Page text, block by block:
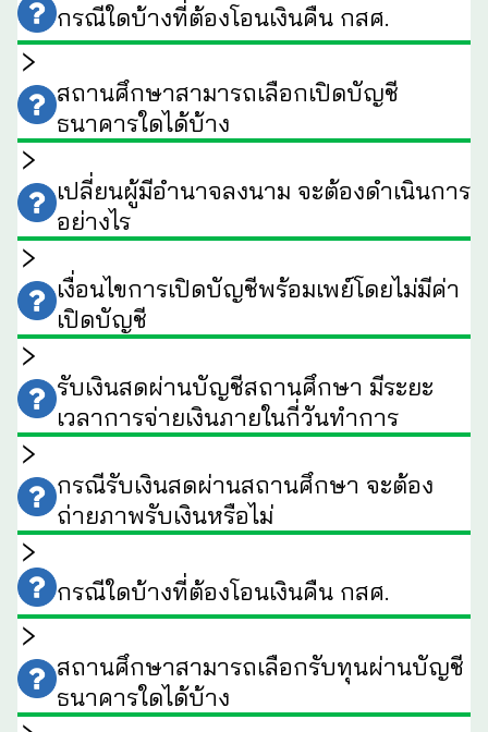
กรณีใดบ้างที่ต้องโอนเงินคืน กสศ.
สถานศึกษาสามารถเลือกเปิดบัญชี
ธนาคารใดได้บ้าง
เปลี่ยนผู้มีอำนาจลงนาม จะต้องดำเนินการ
อย่างไร
เงื่อนไขการเปิดบัญชีพร้อมเพย์โดยไม่มีค่า
เปิดบัญชี
รับเงินสดผ่านบัญชีสถานศึกษา มีระยะ
เวลาการจ่ายเงินภายในกี่วันทำการ
กรณีรับเงินสดผ่านสถานศึกษา จะต้อง
ถ่ายภาพรับเงินหรือไม่
กรณีใดบ้างที่ต้องโอนเงินคืน กสศ.
สถานศึกษาสามารถเลือกรับทุนผ่านบัญชี
ธนาคารใดได้บ้าง